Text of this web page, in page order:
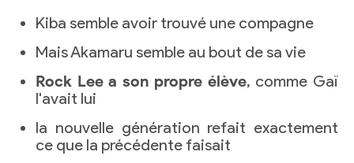
Kiba semble avoir trouvé une compagne
Mais Akamaru semble au bout de sa vie
Rock Lee a son propre élève, comme Gaï
l'avait lui
la nouvelle génération refait exactement
ce que la précédente faisait